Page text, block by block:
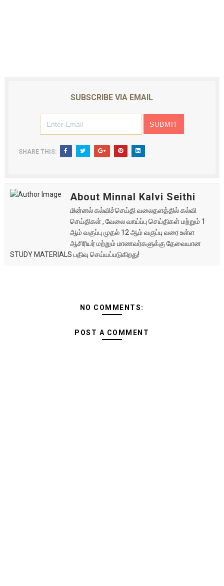
SUBSCRIBE VIA EMAIL
SHARE THIS:
About Minnal Kalvi Seithi
மின்னல் கல்விச்செய்தி வலைதளத்தில் கல்வி
செய்திகள் , வேலை வாய்ப்பு செய்திகள் மற்றும் 1
ஆம் வகுப்பு முதல் 12 ஆம் வகுப்பு வரை உள்ள
ஆசிரியர் மற்றும் மாணவர்களுக்கு தேவையான
STUDY MATERIALS பதிவு செய்யப்படுகிறது!
NO COMMENTS:
POST A COMMENT